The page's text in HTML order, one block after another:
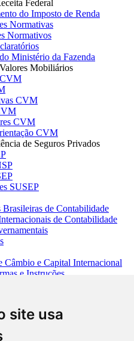
site usa
Federal
do Imposto de Renda
Normativas
Normativos
Ministério da Fazenda
Mobiliários
CVM
CVM
CVM
CVM
de Seguros Privados
SUSEP
de Contabilidade
de Contabilidade
e Capital Internacional
e Instruções
e Valores Mobiliários
Rural
do SFN
Bancária
Documentos
Nacional de